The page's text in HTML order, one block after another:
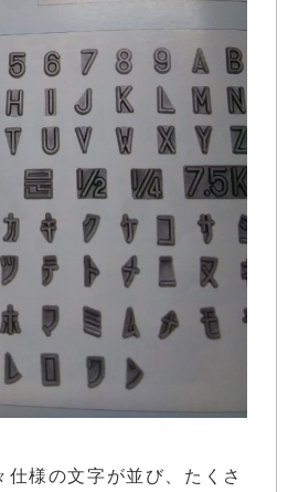
仕様の文字が並び、たくさ